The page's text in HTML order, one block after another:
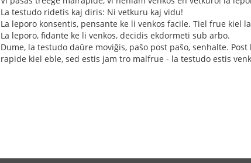
La testudo ridetis kaj diris: Ni vetkuru kaj vidu!
La leporo konsentis, pensante ke li venkos facile. Tiel frue
La leporo, fidante ke li venkos, decidis ekdormeti sub arbo.
Dume, la testudo daŭre moviĝis, paŝo post paŝo, senhalte.
rapide kiel eble, sed estis jam tro malfrue - la testudo estis